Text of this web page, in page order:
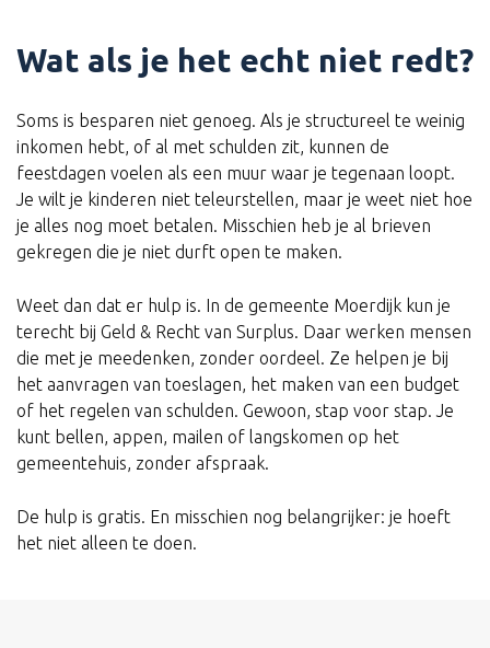
Wat als je het echt niet redt?
Soms is besparen niet genoeg. Als je structureel te weinig
inkomen hebt, of al met schulden zit, kunnen de
feestdagen voelen als een muur waar je tegenaan loopt.
Je wilt je kinderen niet teleurstellen, maar je weet niet hoe
je alles nog moet betalen. Misschien heb je al brieven
gekregen die je niet durft open te maken.
Weet dan dat er hulp is. In de gemeente Moerdijk kun je
terecht bij Geld & Recht van Surplus. Daar werken mensen
die met je meedenken, zonder oordeel. Ze helpen je bij
het aanvragen van toeslagen, het maken van een budget
of het regelen van schulden. Gewoon, stap voor stap. Je
kunt bellen, appen, mailen of langskomen op het
gemeentehuis, zonder afspraak.
De hulp is gratis. En misschien nog belangrijker: je hoeft
het niet alleen te doen.